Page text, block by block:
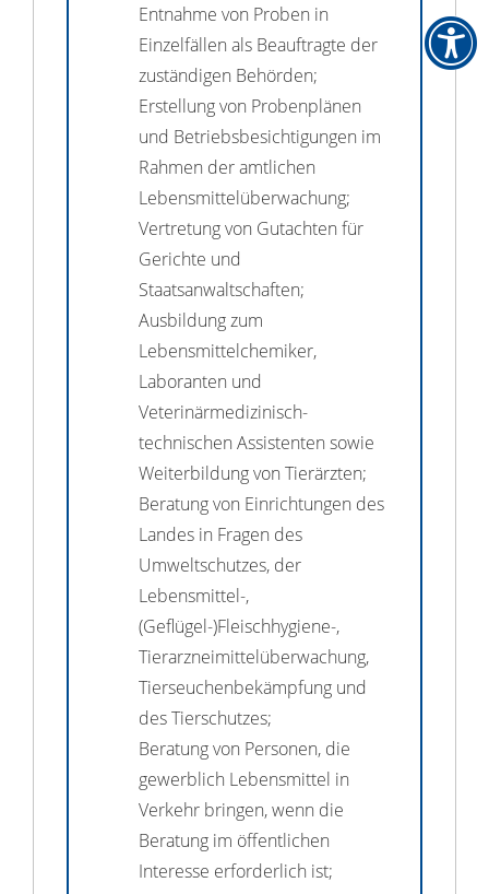
Entnahme von Proben in
Einzelfällen als Beauftragte der
zuständigen Behörden;
Erstellung von Probenplänen
und Betriebsbesichtigungen im
Rahmen der amtlichen
Lebensmittelüberwachung;
Vertretung von Gutachten für
Gerichte und
Staatsanwaltschaften;
Ausbildung zum
Lebensmittelchemiker,
Laboranten und
Veterinärmedizinisch-
technischen Assistenten sowie
Weiterbildung von Tierärzten;
Beratung von Einrichtungen des
Landes in Fragen des
Umweltschutzes, der
Lebensmittel-,
(Geflügel-)Fleischhygiene-,
Tierarzneimittelüberwachung,
Tierseuchenbekämpfung und
des Tierschutzes;
Beratung von Personen, die
gewerblich Lebensmittel in
Verkehr bringen, wenn die
Beratung im öffentlichen
Interesse erforderlich ist;